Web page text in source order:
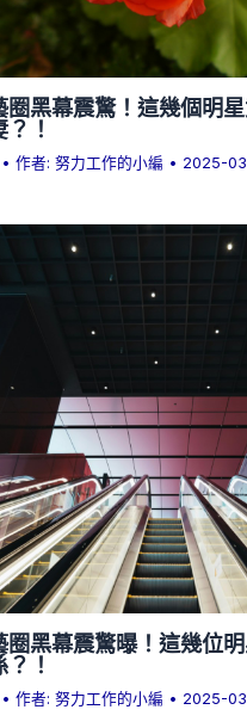
圈黑幕震驚！這幾個明
！
• 作者:努力工作的小編 • 2025-
圈黑幕震驚曝！這幾位
！
• 作者:努力工作的小編 • 2025-